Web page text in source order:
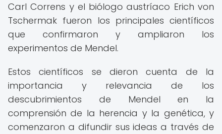
Carl Correns y el biólogo austríaco Erich von
Tschermak fueron los principales científicos
que confirmaron y ampliaron los
experimentos de Mendel.
Estos científicos se dieron cuenta de la
importancia y relevancia de los
descubrimientos de Mendel en la
comprensión de la herencia y la genética, y
comenzaron a difundir sus ideas a través de